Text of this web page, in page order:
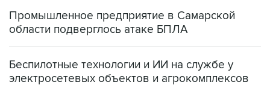
Промышленное предприятие в Самарской
области подверглось атаке БПЛА
Беспилотные технологии и ИИ на службе у
электросетевых объектов и агрокомплексов